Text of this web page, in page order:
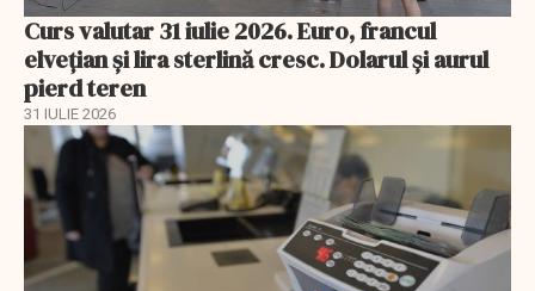
Curs valutar 31 iulie 2026. Euro, francul
elvețian și lira sterlină cresc. Dolarul și aurul
pierd teren
31 IULIE 2026